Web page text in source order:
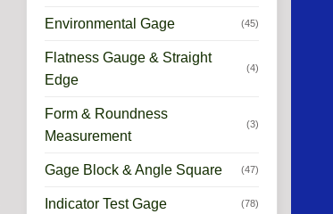
Environmental Gage (45)
Flatness Gauge & Straight
Edge
(4)
Form & Roundness
Measurement
(3)
Gage Block & Angle Square (47)
Indicator Test Gage (78)